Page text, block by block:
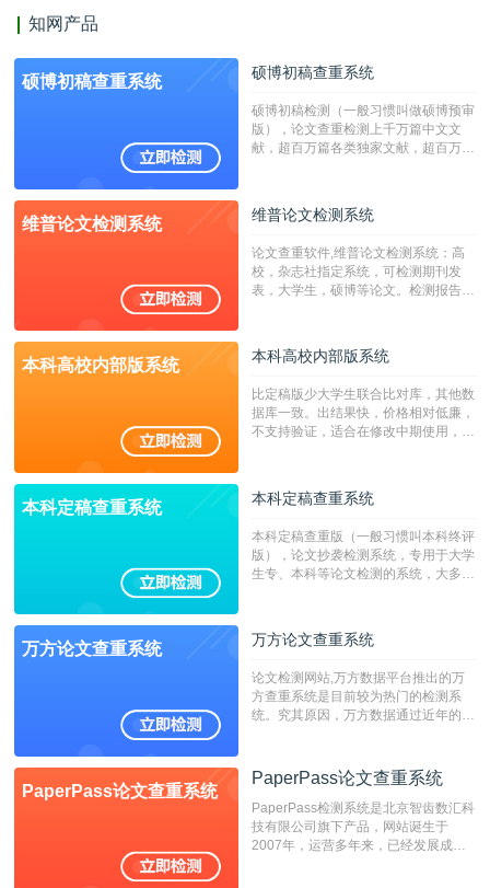
知网产品
硕博初稿查重系统 硕博初稿查重系统
硕博初稿检测（一般习惯叫做硕博预审
版），论文查重检测上千万篇中文文
献，超百万篇各类独家文献，超百万港
校用来检测硕博论文的系统，检测范围
广，数据来源真实，检测算法合理!本
字符数30万）
维普论文检测系统 维普论文检测系统
论文查重软件,维普论文检测系统：高
校，杂志社指定系统，可检测期刊发
表，大学生，硕博等论文。检测报告支
本科高校内部版系统 本科高校内部版系统
比定稿版少大学生联合比对库，其他数
据库一致。出结果快，价格相对低廉，
不支持验证，适合在修改中期使用，定
本科定稿查重系统 本科定稿查重系统
本科定稿查重版（一般习惯叫本科终评
版），论文抄袭检测系统，专用于大学
生专、本科等论文检测的系统，大多数
万方论文查重系统 万方论文查重系统
论文检测网站,万方数据平台推出的万
方查重系统是目前较为热门的检测系
统。究其原因，万方数据通过近年的发
检测系统，其真实性和权威性无可厚
非。其次，相对于知网而言，万方检测
费用少，上手容易，是学生初次论文查
重的推荐系统。
PaperPass论文查重系统
PaperPass论文查重系统
PaperPass检测系统是北京智齿数汇科
技有限公司旗下产品，网站诞生于
2007年，运营多年来，已经发展成为